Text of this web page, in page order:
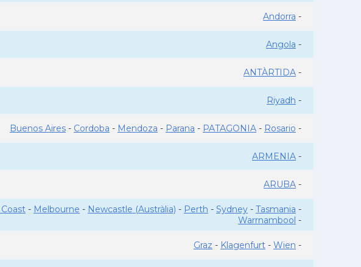
Andorra -
Angola -
ANTÀRTIDA -
Riyadh -
Buenos Aires - Cordoba - Mendoza - Parana - PATAGONIA - Rosario -
ARMENIA -
ARUBA -
- Melbourne - Newcastle (Austràlia) - Perth - Sydney - Tasmania -
Warrnambool -
Graz - Klagenfurt - Wien -